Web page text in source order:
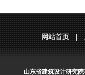
站网址
标明出处！
网站首页
山东省建筑设计研究院